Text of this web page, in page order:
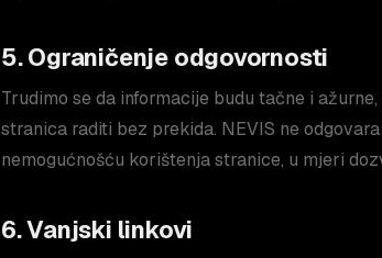
5. Ograničenje odgovornosti
Trudimo se da informacije budu tačne i
stranica raditi bez prekida. NEVIS ne
nemogućnošću korištenja stranice, u mjeri
6. Vanjski linkovi